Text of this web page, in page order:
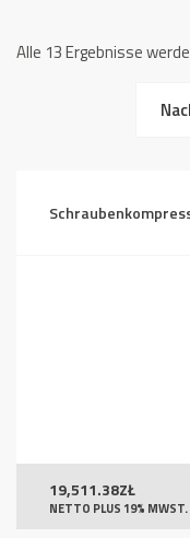
Alle 13 Ergebnisse
19,511.38ZŁ
NETTO PLUS 19% MWST.